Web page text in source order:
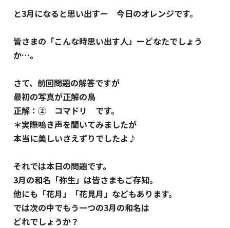
と3月になると思い出すー 今日のオレンジです。
皆さまの「こんな時思い出す人」ーどなたでしょう
か…。
さて、前回問題の解答ですが
最初の写真が正解の鳥
正解：② コマドリ です。
＊実際鳴き声を聞いてみましたが
本当に美しいさえずりでしたよ♪
それでは本日の問題です。
3月の和名「弥生」は皆さまもご存知。
他にも「花月」「花見月」などもあります。
では次の中でもう一つの3月の和名は
どれでしょうか？